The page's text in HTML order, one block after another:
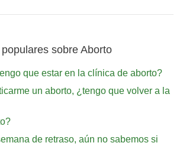
sobre Aborto
que estar en la clínica de aborto?
un aborto, ¿tengo que volver a la
de retraso, aún no sabemos si